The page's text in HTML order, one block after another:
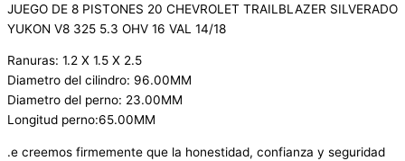
JUEGO DE 8 PISTONES 20 CHEVROLET TRAILBLAZER SILVERADO
YUKON V8 325 5.3 OHV 16 VAL 14/18
Ranuras: 1.2 X 1.5 X 2.5
Diametro del cilindro: 96.00MM
Diametro del perno: 23.00MM
Longitud perno:65.00MM
.e creemos firmemente que la honestidad, confianza y seguridad